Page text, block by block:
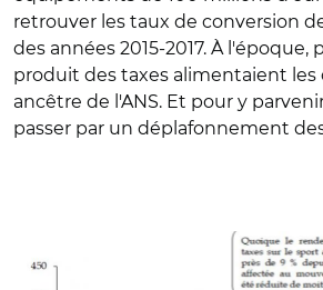
retrouver les taux de conversion
des années 2015-2017. À l'époque,
produit des taxes alimentaient les
ancêtre de l'ANS. Et pour y
passer par un déplafonnement